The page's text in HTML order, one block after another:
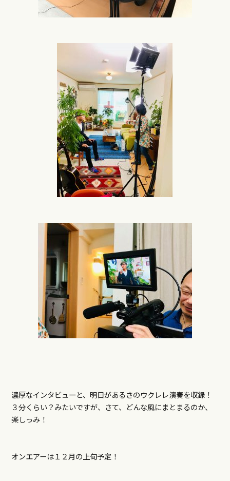
濃厚なインタビューと、明日があるさのウクレレ演奏を収録！
３分くらい？みたいですが、さて、どんな風にまとまるのか、
楽しっみ！
オンエアーは１２月の上旬予定！